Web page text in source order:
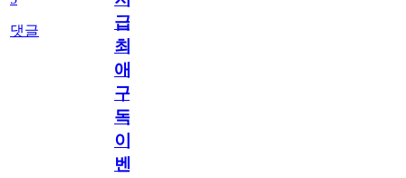
댓글
급!
최
애
구
독
이
벤